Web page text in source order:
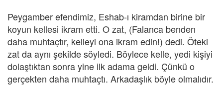
Peygamber efendimiz, Eshab-ı kiramdan birine bir
koyun kellesi ikram etti. O zat, (Falanca benden
daha muhtaçtır, kelleyi ona ikram edin!) dedi. Öteki
zat da aynı şekilde söyledi. Böylece kelle, yedi kişiyi
dolaştıktan sonra yine ilk adama geldi. Çünkü o
gerçekten daha muhtaçtı. Arkadaşlık böyle olmalıdır.